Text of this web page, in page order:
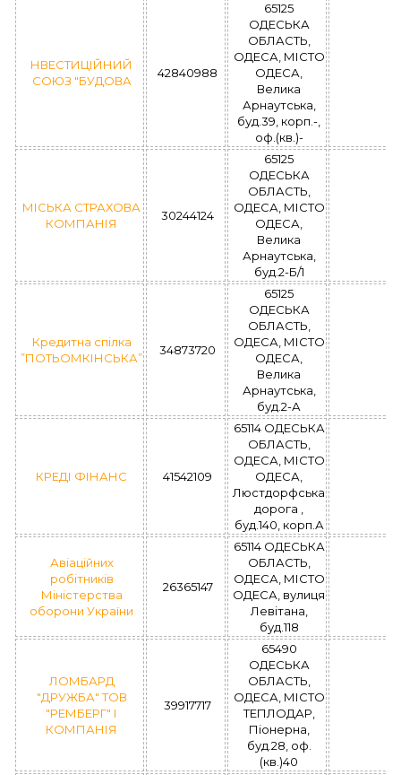
НВЕСТИЦІЙНИЙ
СОЮЗ "БУДОВА
42840988
65125
ОДЕСЬКА
ОБЛАСТЬ,
ОДЕСА, МІСТО
ОДЕСА,
Велика
Арнаутська,
буд.39, корп.-,
оф.(кв.)-
МІСЬКА СТРАХОВА
КОМПАНІЯ
30244124
65125
ОДЕСЬКА
ОБЛАСТЬ,
ОДЕСА, МІСТО
ОДЕСА,
Велика
Арнаутська,
буд.2-Б/1
Кредитна спілка
”ПОТЬОМКІНСЬКА”
34873720
65125
ОДЕСЬКА
ОБЛАСТЬ,
ОДЕСА, МІСТО
ОДЕСА,
Велика
Арнаутська,
буд.2-А
КРЕДІ ФІНАНС 41542109
65114 ОДЕСЬКА
ОБЛАСТЬ,
ОДЕСА, МІСТО
ОДЕСА,
Люстдорфська
дорога ,
буд.140, корп.А
Авіаційних
робітників
Міністерства
оборони України
26365147
65114 ОДЕСЬКА
ОБЛАСТЬ,
ОДЕСА, МІСТО
ОДЕСА, вулиця
Левітана,
буд.118
ЛОМБАРД
"ДРУЖБА" ТОВ
"РЕМБЕРГ" І
КОМПАНІЯ
39917717
65490
ОДЕСЬКА
ОБЛАСТЬ,
ОДЕСА, МІСТО
ТЕПЛОДАР,
Піонерна,
буд.28, оф.
(кв.)40